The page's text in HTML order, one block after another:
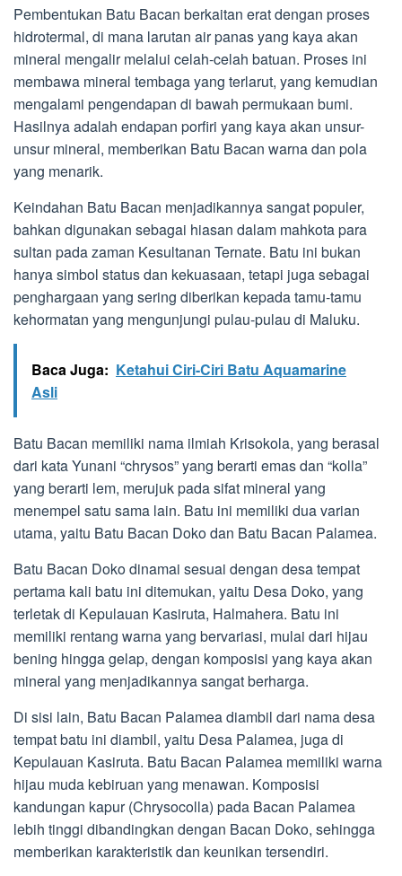
Pembentukan Batu Bacan berkaitan erat dengan proses
hidrotermal, di mana larutan air panas yang kaya akan
mineral mengalir melalui celah-celah batuan. Proses ini
membawa mineral tembaga yang terlarut, yang kemudian
mengalami pengendapan di bawah permukaan bumi.
Hasilnya adalah endapan porfiri yang kaya akan unsur-
unsur mineral, memberikan Batu Bacan warna dan pola
yang menarik.
Keindahan Batu Bacan menjadikannya sangat populer,
bahkan digunakan sebagai hiasan dalam mahkota para
sultan pada zaman Kesultanan Ternate. Batu ini bukan
hanya simbol status dan kekuasaan, tetapi juga sebagai
penghargaan yang sering diberikan kepada tamu-tamu
kehormatan yang mengunjungi pulau-pulau di Maluku.
Baca Juga: Ketahui Ciri-Ciri Batu Aquamarine
Asli
Batu Bacan memiliki nama ilmiah Krisokola, yang berasal
dari kata Yunani “chrysos” yang berarti emas dan “kolla”
yang berarti lem, merujuk pada sifat mineral yang
menempel satu sama lain. Batu ini memiliki dua varian
utama, yaitu Batu Bacan Doko dan Batu Bacan Palamea.
Batu Bacan Doko dinamai sesuai dengan desa tempat
pertama kali batu ini ditemukan, yaitu Desa Doko, yang
terletak di Kepulauan Kasiruta, Halmahera. Batu ini
memiliki rentang warna yang bervariasi, mulai dari hijau
bening hingga gelap, dengan komposisi yang kaya akan
mineral yang menjadikannya sangat berharga.
Di sisi lain, Batu Bacan Palamea diambil dari nama desa
tempat batu ini diambil, yaitu Desa Palamea, juga di
Kepulauan Kasiruta. Batu Bacan Palamea memiliki warna
hijau muda kebiruan yang menawan. Komposisi
kandungan kapur (Chrysocolla) pada Bacan Palamea
lebih tinggi dibandingkan dengan Bacan Doko, sehingga
memberikan karakteristik dan keunikan tersendiri.